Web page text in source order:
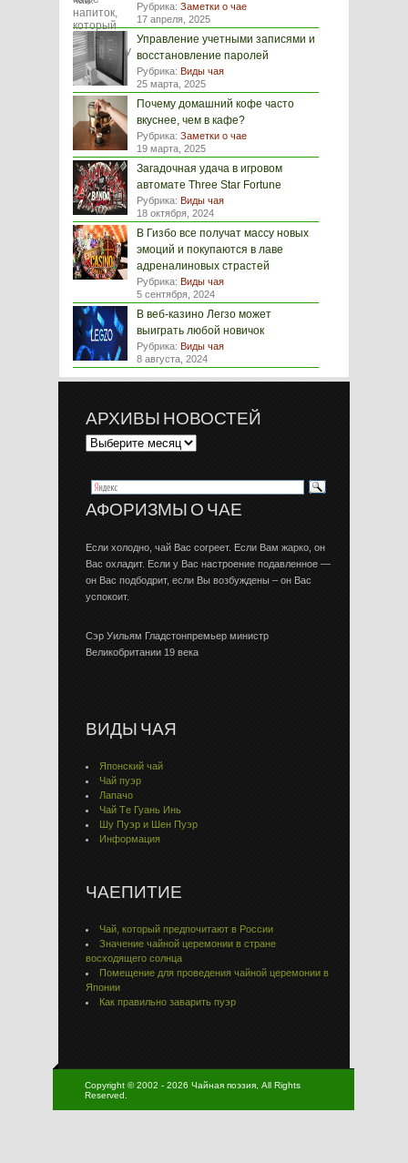
Рубрика: Заметки о чае
17 апреля, 2025
Управление учетными записями и
восстановление паролей
Рубрика: Виды чая
25 марта, 2025
Почему домашний кофе часто
вкуснее, чем в кафе?
Рубрика: Заметки о чае
19 марта, 2025
Загадочная удача в игровом
автомате Three Star Fortune
Рубрика: Виды чая
18 октября, 2024
В Гизбо все получат массу новых
эмоций и покупаются в лаве
адреналиновых страстей
Рубрика: Виды чая
5 сентября, 2024
В веб-казино Легзо может
выиграть любой новичок
Рубрика: Виды чая
8 августа, 2024
АРХИВЫ НОВОСТЕЙ
АФОРИЗМЫ О ЧАЕ
Если холодно, чай Вас согреет. Если Вам жарко, он
Вас охладит. Если у Вас настроение подавленное —
он Вас подбодрит, если Вы возбуждены – он Вас
успокоит.
Сэр Уильям Гладстонпремьер министр
Великобритании 19 века
ВИДЫ ЧАЯ
Японский чай
Чай пуэр
Лапачо
Чай Тe Гуaнь Инь
Шу Пуэр и Шен Пуэр
Информация
ЧАЕПИТИЕ
Чай, который предпочитают в России
Значение чайной церемонии в стране
восходящего солнца
Помещение для проведения чайной церемонии в
Японии
Как правильно заварить пуэр
Copyright © 2002 - 2026 Чайная поэзия, All Rights
Reserved.